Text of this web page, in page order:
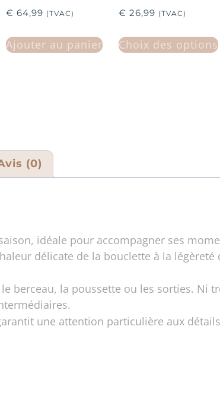
€ 64,99 (TVAC)
Ajouter au panier
€ 26,99 (TVAC)
Choix des options
(0)
idéale pour accompagner ses
délicate de la bouclette à la
berceau, la poussette ou les sorties. Ni
une attention particulière aux